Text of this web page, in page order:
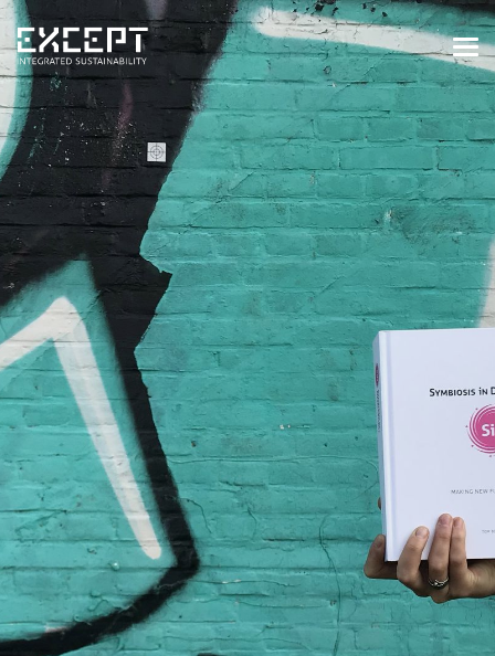
HOME
DIENSTEN
DIENSTEN OVERZICHT
GEBOUWDE & NATUURLIJKE
OMGEVING
ORGANISATIES & INDUSTRIE
TRAININGEN & WORKSHOPS
PROJECTEN
KENNISBANK
OVER ONS
ONZE AANPAK
WERKEN BIJ EXCEPT
NIEUWS & EVENEMENTEN
ONS TEAM
ENGLISH CONTACT